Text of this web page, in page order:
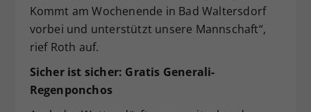
Kommt am Wochenende in Bad Waltersdorf
vorbei und unterstützt unsere Mannschaft“,
rief Roth auf.
Sicher ist sicher: Gratis Generali-
Regenponchos